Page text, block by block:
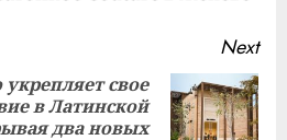
Next
укрепляет свое
в Латинской
два новых